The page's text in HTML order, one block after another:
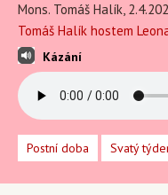
Mons. Tomáš Halík,
Tomáš Halík hostem
Kázání
Postní doba Svatý